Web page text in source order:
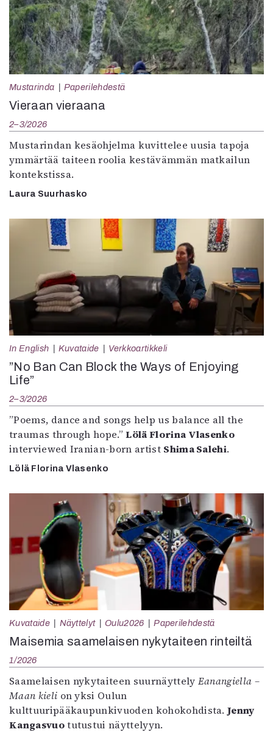
Mustarinda Paperilehdestä
Vieraan vieraana
2–3/2026
Mustarindan kesäohjelma kuvittelee uusia tapoja
ymmärtää taiteen roolia kestävämmän matkailun
kontekstissa.
Laura Suurhasko
In English Kuvataide Verkkoartikkeli
”No Ban Can Block the Ways of Enjoying
Life”
2–3/2026
”Poems, dance and songs help us balance all the
traumas through hope.”Lölä Florina Vlasenko
interviewed Iranian-born artist Shima Salehi.
Lölä Florina Vlasenko
Kuvataide Näyttelyt Oulu2026 Paperilehdestä
Maisemia saamelaisen nykytaiteen rinteiltä
1/2026
Saamelaisen nykytaiteen suurnäyttely Eanangiella –
Maan kieli on yksi Oulun
kulttuuripääkaupunkivuoden kohokohdista.Jenny
Kangasvuotutustui näyttelyyn.